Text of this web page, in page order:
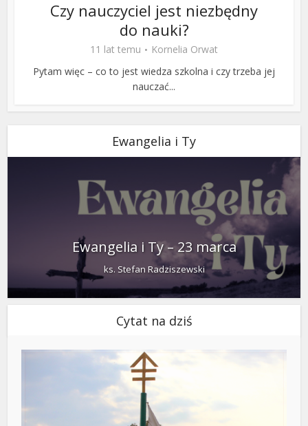
Czy nauczyciel jest niezbędny
do nauki?
11 lat temu
Kornelia Orwat
Pytam więc – co to jest wiedza szkolna i czy trzeba jej
nauczać...
Ewangelia i Ty
Ewangelia i Ty – 23 marca
ks. Stefan Radziszewski
Cytat na dziś